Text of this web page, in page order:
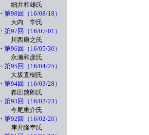
細井和雄氏
・ 第98回（16/08/18）
大内 学氏
・ 第97回（16/07/01）
川西康之氏
・ 第96回（16/05/30）
永瀬和彦氏
・ 第95回（16/04/25）
大坂直樹氏
・ 第94回（16/03/28）
春田啓郎氏
・ 第93回（16/02/23）
今尾恵介氏
・ 第92回（16/02/20）
岸井隆幸氏